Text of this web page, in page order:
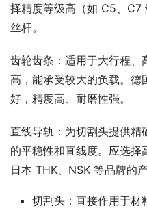
择精度等级高（如 C5、C7
丝杆。
齿轮齿条：适用于大行程、
高，能承受较大的负载。德
好，精度高、耐磨性强。
直线导轨：为切割头提供精
的平稳性和直线度。应选择
日本 THK、NSK 等品牌的产
切割头：直接作用于材